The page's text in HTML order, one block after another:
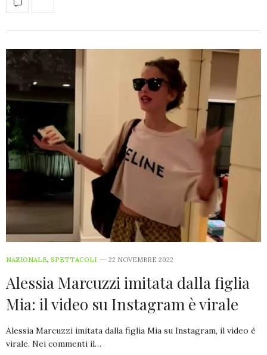
NAZIONALE, SPETTACOLI 22 NOVEMBRE 2022
Alessia Marcuzzi imitata dalla figlia
Mia: il video su Instagram è virale
Alessia Marcuzzi imitata dalla figlia Mia su Instagram, il video è
virale. Nei commenti il…